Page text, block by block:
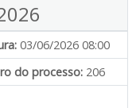
03/06/2026 08:00
do processo: 206